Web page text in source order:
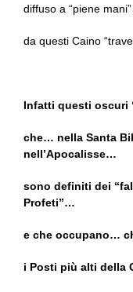
diffuso a “piene
da questi Caino
Infatti questi oscuri
che… nella Santa
nell’Apocalisse…
sono definiti dei
Profeti”…
e che occupano…
i Posti più alti della